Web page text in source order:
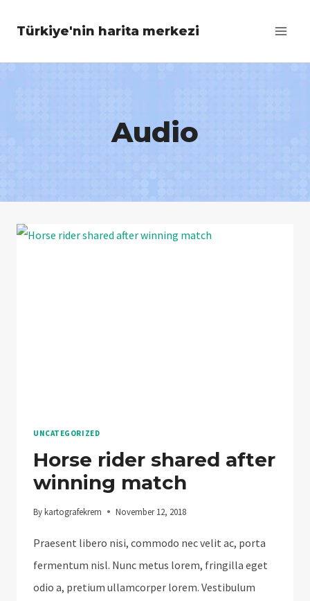
Türkiye'nin harita merkezi
Audio
UNCATEGORIZED
Horse rider shared after
winning match
Bykartografekrem November 12, 2018
Praesent libero nisi, commodo nec velit ac, porta
fermentum nisl. Nunc metus lorem, fringilla eget
odio a, pretium ullamcorper lorem. Vestibulum